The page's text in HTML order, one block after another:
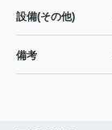
設備(その他)
備考